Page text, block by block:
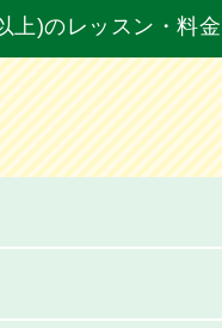
上)のレッスン・料金